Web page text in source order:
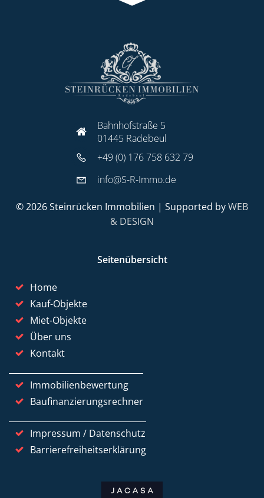
Bahnhofstraße 5
01445 Radebeul
+49 (0) 176 758 632 79
info@S-R-Immo.de
© 2026 Steinrücken Immobilien | Supported byWEB
& DESIGN
Seitenübersicht
Home
Kauf-Objekte
Miet-Objekte
Über uns
Kontakt
Immobilienbewertung
Baufinanzierungsrechner
Impressum / Datenschutz
Barrierefreiheitserklärung